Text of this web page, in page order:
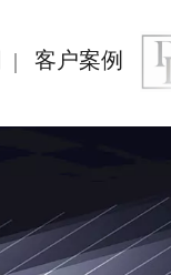
| 客户案例